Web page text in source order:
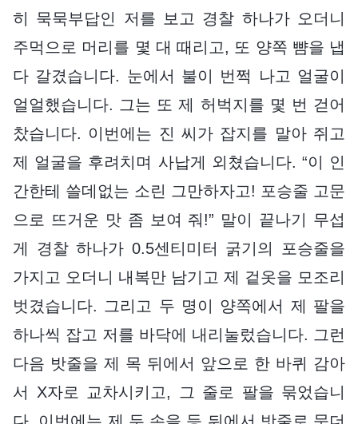
히 묵묵부답인 저를 보고 경찰 하나가 오더니
주먹으로 머리를 몇 대 때리고, 또 양쪽 뺨을 냅
다 갈겼습니다. 눈에서 불이 번쩍 나고 얼굴이
얼얼했습니다. 그는 또 제 허벅지를 몇 번 걷어
찼습니다. 이번에는 진 씨가 잡지를 말아 쥐고
제 얼굴을 후려치며 사납게 외쳤습니다. “이 인
간한테 쓸데없는 소린 그만하자고! 포승줄 고문
으로 뜨거운 맛 좀 보여 줘!” 말이 끝나기 무섭
게 경찰 하나가 0.5센티미터 굵기의 포승줄을
가지고 오더니 내복만 남기고 제 겉옷을 모조리
벗겼습니다. 그리고 두 명이 양쪽에서 제 팔을
하나씩 잡고 저를 바닥에 내리눌렀습니다. 그런
다음 밧줄을 제 목 뒤에서 앞으로 한 바퀴 감아
서 X자로 교차시키고, 그 줄로 팔을 묶었습니
다. 이번에는 제 두 손을 등 뒤에서 밧줄로 묶더